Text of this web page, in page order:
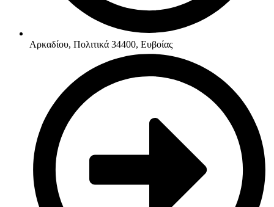
Αρκαδίου, Πολιτικά 34400, Ευβοίας